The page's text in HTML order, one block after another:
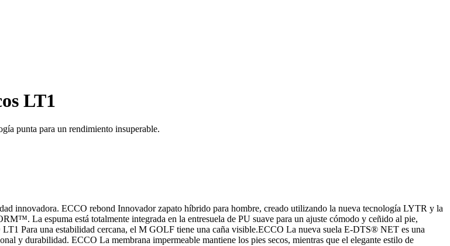
LT1
punta para un rendimiento insuperable.
innovadora. ECCO rebond Innovador zapato híbrido para hombre, creado utilizando la nueva tecnología LYTR y la
La espuma está totalmente integrada en la entresuela de PU suave para un ajuste cómodo y ceñido al pie,
Para una estabilidad cercana, el M GOLF tiene una caña visible.ECCO La nueva suela E-DTS® NET es una
durabilidad. ECCO La membrana impermeable mantiene los pies secos, mientras que el elegante estilo de